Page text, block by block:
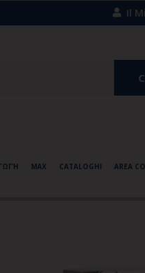
Il
MAX CATALOGHI AREA